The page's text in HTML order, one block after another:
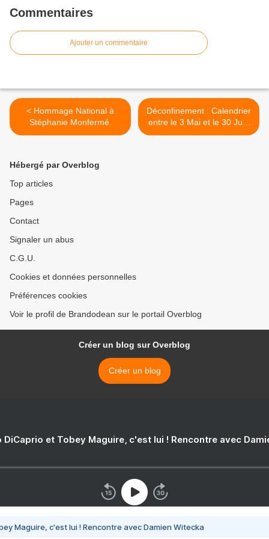
Commentaires
Ajouter un commentaire
< Hommage National à
Stéphanie Monfermé.
Déconfinement : Calendrier
entre le 3 Mai et le 30 Juin
2021. >
Hébergé par Overblog
Top articles
Pages
Contact
Signaler un abus
C.G.U.
Cookies et données personnelles
Préférences cookies
Voir le profil de Brandodean sur le portail Overblog
Créer un blog sur Overblog
Créer un blog
DiCaprio et Tobey Maguire, c'est lui ! Rencontre avec
Maguire, c'est lui ! Rencontre avec Damien Witecka